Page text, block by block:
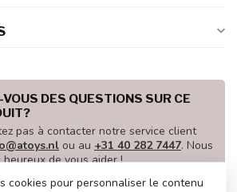
DES QUESTIONS SUR CE
pas à contacter notre service client
ou au +31 40 282 7447. Nous
heureux de vous aider !
cookies pour personnaliser le contenu